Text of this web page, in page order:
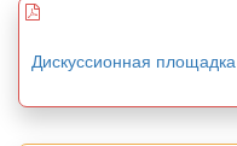
Дискуссионная площадка